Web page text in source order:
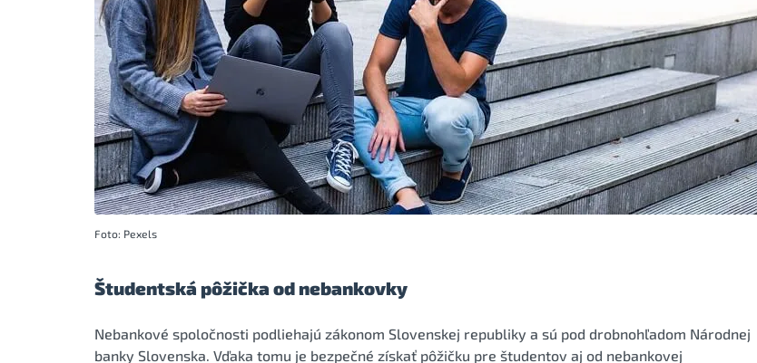
Foto: Pexels
Študentská pôžička od nebankovky
Nebankové spoločnosti podliehajú zákonom Slovenskej republiky a sú pod drobnohľadom Národnej
banky Slovenska. Vďaka tomu je bezpečné získať pôžičku pre študentov aj od nebankovej